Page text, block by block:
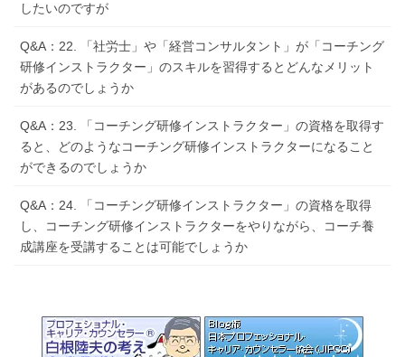
したいのですが
Q&A：22. 「社労士」や「経営コンサルタント」が「コーチング
研修インストラクター」のスキルを習得するとどんなメリット
があるのでしょうか
Q&A：23. 「コーチング研修インストラクター」の資格を取得す
ると、どのようなコーチング研修インストラクターになること
ができるのでしょうか
Q&A：24. 「コーチング研修インストラクター」の資格を取得
し、コーチング研修インストラクターをやりながら、コーチ養
成講座を受講することは可能でしょうか